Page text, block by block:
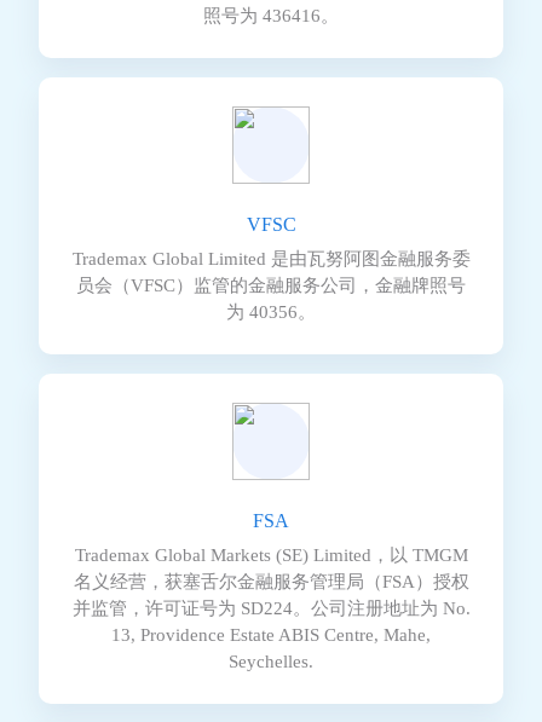
照号为 436416。
VFSC
Trademax Global Limited 是由瓦努阿图金融服务委
员会（VFSC）监管的金融服务公司，金融牌照号
为 40356。
FSA
Trademax Global Markets (SE) Limited，以 TMGM
名义经营，获塞舌尔金融服务管理局（FSA）授权
并监管，许可证号为 SD224。公司注册地址为 No.
13, Providence Estate ABIS Centre, Mahe,
Seychelles.